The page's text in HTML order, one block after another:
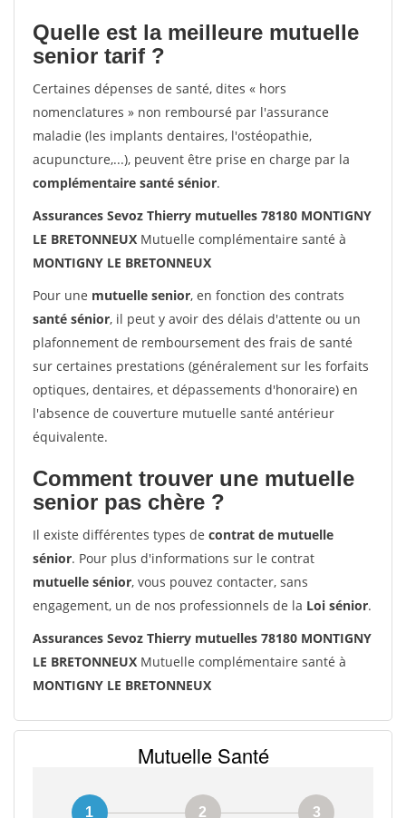
Quelle est la meilleure mutuelle
senior tarif ?
Certaines dépenses de santé, dites « hors
nomenclatures » non remboursé par l'assurance
maladie (les implants dentaires, l'ostéopathie,
acupuncture,...), peuvent être prise en charge par la
complémentaire santé sénior.
Assurances Sevoz Thierry mutuelles 78180 MONTIGNY
LE BRETONNEUX Mutuelle complémentaire santé à
MONTIGNY LE BRETONNEUX
Pour une mutuelle senior, en fonction des contrats
santé sénior, il peut y avoir des délais d'attente ou un
plafonnement de remboursement des frais de santé
sur certaines prestations (généralement sur les forfaits
optiques, dentaires, et dépassements d'honoraire) en
l'absence de couverture mutuelle santé antérieur
équivalente.
Comment trouver une mutuelle
senior pas chère ?
Il existe différentes types de contrat de mutuelle
sénior. Pour plus d'informations sur le contrat
mutuelle sénior, vous pouvez contacter, sans
engagement, un de nos professionnels de la Loi sénior.
Assurances Sevoz Thierry mutuelles 78180 MONTIGNY
LE BRETONNEUX Mutuelle complémentaire santé à
MONTIGNY LE BRETONNEUX